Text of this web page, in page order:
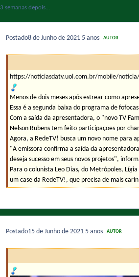
3 semanas depois...
Postado8 de Junho de 2021 5 anos AUTOR
https://noticiasdatv.uol.com.br/mobile/
Menos de dois meses após estrear como
Essa é a segunda baixa do programa de
Com a saída da apresentadora, o "novo TV
Nelson Rubens tem feito participações por
Agora, a RedeTV! busca um novo nome para
"A emissora confirma a saída da
deseja sucesso em seus novos projetos",
Para o colunista Leo Dias, do Metrópoles,
um case da RedeTV!, que precisa de mais
Postado15 de Junho de 2021 5 anos AUTOR